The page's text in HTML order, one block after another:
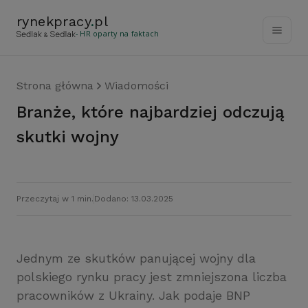
rynekpracy.pl
- HR oparty na faktach
Strona główna Wiadomości
Branże, które najbardziej odczują
skutki wojny
Przeczytaj w 1 min. Dodano: 13.03.2025
Jednym ze skutków panującej wojny dla
polskiego rynku pracy jest zmniejszona liczba
pracowników z Ukrainy. Jak podaje BNP